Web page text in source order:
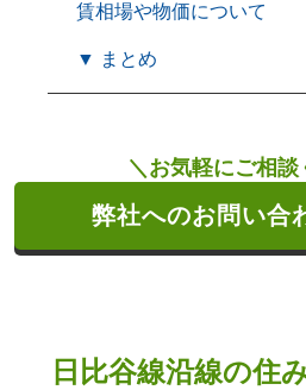
賃相場や物価について
▼ まとめ
＼お気軽にご相談
弊社へのお問い合
日比谷線沿線の住